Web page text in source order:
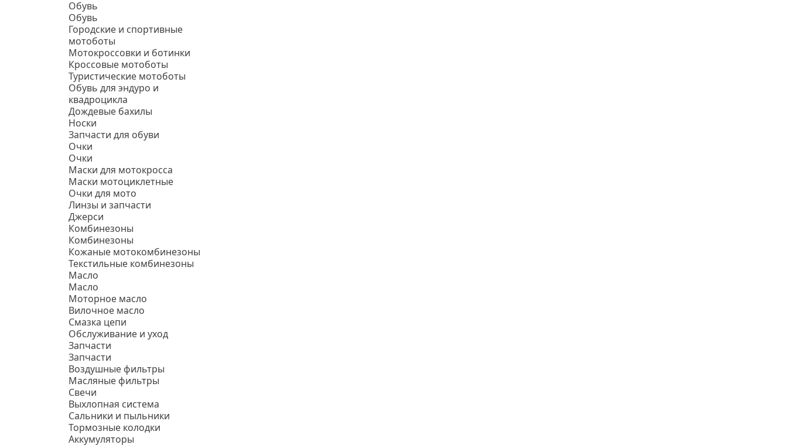
Обувь
Обувь
Городские и спортивные
мотоботы
Мотокроссовки и ботинки
Кроссовые мотоботы
Туристические мотоботы
Обувь для эндуро и
квадроцикла
Дождевые бахилы
Носки
Запчасти для обуви
Очки
Очки
Маски для мотокросса
Маски мотоциклетные
Очки для мото
Линзы и запчасти
Джерси
Комбинезоны
Комбинезоны
Кожаные мотокомбинезоны
Текстильные комбинезоны
Масло
Масло
Моторное масло
Вилочное масло
Смазка цепи
Обслуживание и уход
Запчасти
Запчасти
Воздушные фильтры
Масляные фильтры
Свечи
Выхлопная система
Сальники и пыльники
Тормозные колодки
Аккумуляторы